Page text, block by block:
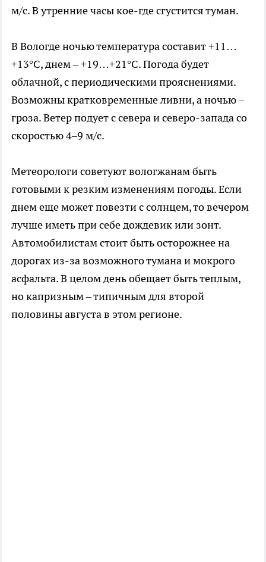
м/с. В утренние часы кое-где сгустится туман.
В Вологде ночью температура составит +11…
+13°C, днем – +19…+21°C. Погода будет
облачной, с периодическими прояснениями.
Возможны кратковременные ливни, а ночью –
гроза. Ветер подует с севера и северо-запада со
скоростью 4–9 м/с.
Метеорологи советуют вологжанам быть
готовыми к резким изменениям погоды. Если
днем еще может повезти с солнцем, то вечером
лучше иметь при себе дождевик или зонт.
Автомобилистам стоит быть осторожнее на
дорогах из-за возможного тумана и мокрого
асфальта. В целом день обещает быть теплым,
но капризным – типичным для второй
половины августа в этом регионе.